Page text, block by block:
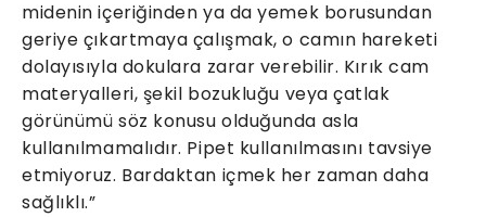
midenin içeriğinden ya da yemek borusundan
geriye çıkartmaya çalışmak, o camın hareketi
dolayısıyla dokulara zarar verebilir. Kırık cam
materyalleri, şekil bozukluğu veya çatlak
görünümü söz konusu olduğunda asla
kullanılmamalıdır. Pipet kullanılmasını tavsiye
etmiyoruz. Bardaktan içmek her zaman daha
sağlıklı.”